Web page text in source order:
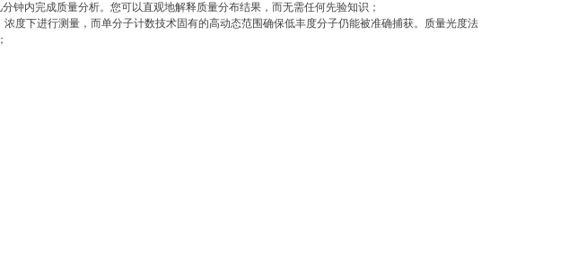
内完成质量分析。您可以直观地解释质量分布结果，而无需任何先验知识；
下进行测量，而单分子计数技术固有的高动态范围确保低丰度分子仍能被准确捕获。质量光度法